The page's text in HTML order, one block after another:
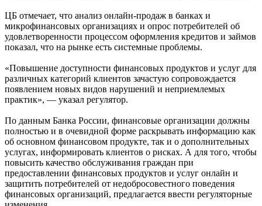
ЦБ отмечает, что анализ онлайн-продаж в банках и
микрофинансовых организациях и опрос потребителей об
удовлетворенности процессом оформления кредитов и займов
показал, что на рынке есть системные проблемы.
«Повышение доступности финансовых продуктов и услуг для
различных категорий клиентов зачастую сопровождается
появлением новых видов нарушений и неприемлемых
практик», — указал регулятор.
По данным Банка России, финансовые организации должны
полностью и в очевидной форме раскрывать информацию как
об основном финансовом продукте, так и о дополнительных
услугах, информировать клиентов о рисках. А для того, чтобы
повысить качество обслуживания граждан при
предоставлении финансовых продуктов и услуг онлайн и
защитить потребителей от недобросовестного поведения
финансовых организаций, предлагается ввести регуляторные